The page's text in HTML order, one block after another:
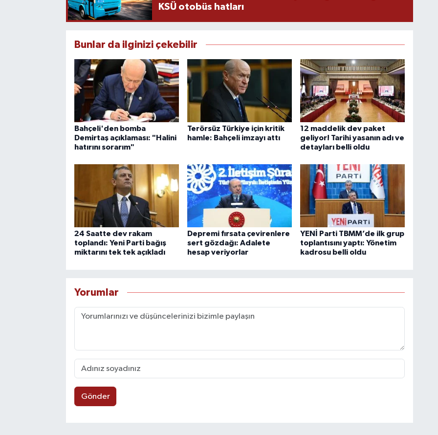
KSÜ otobüs hatları
Bunlar da ilginizi çekebilir
Bahçeli'den bomba
Demirtaş açıklaması: "Halini
hatırını sorarım"
Terörsüz Türkiye için kritik
hamle: Bahçeli imzayı attı
12 maddelik dev paket
geliyor! Tarihi yasanın adı ve
detayları belli oldu
24 Saatte dev rakam
toplandı: Yeni Parti bağış
miktarını tek tek açıkladı
Depremi fırsata çevirenlere
sert gözdağı: Adalete
hesap veriyorlar
YENİ Parti TBMM’de ilk grup
toplantısını yaptı: Yönetim
kadrosu belli oldu
Yorumlar
Gönder